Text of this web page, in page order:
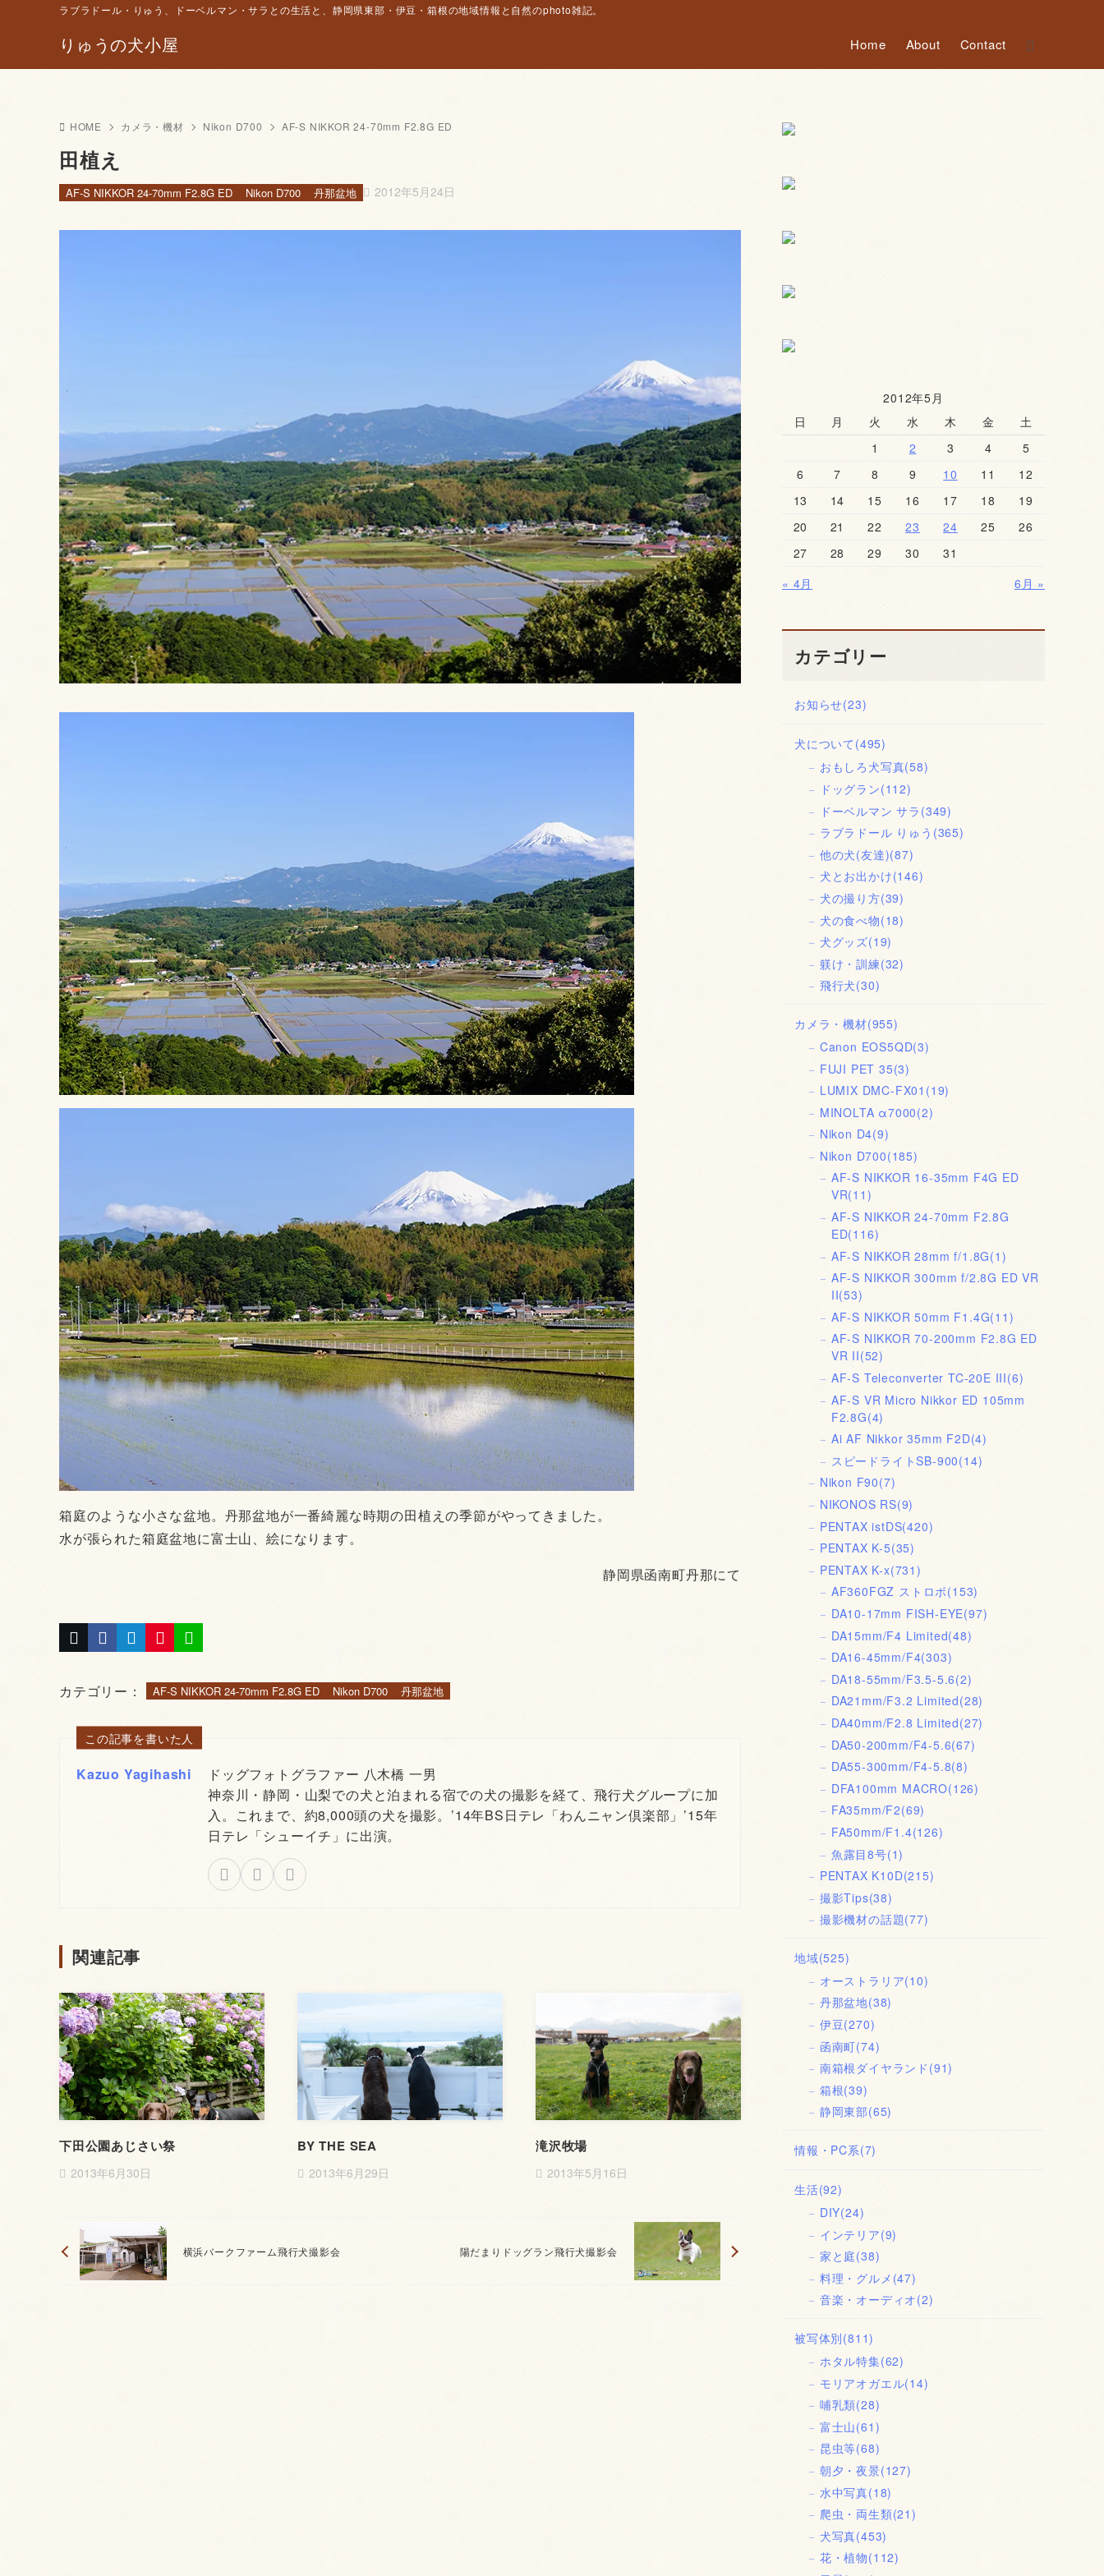
りゅうの犬小屋
ラブラドール・りゅう、ドーベルマン・サラとの生活と、静岡県東部・伊豆・箱根の地域情報と自然のphoto雑記。
Home About Contact
HOME カメラ・機材 Nikon D700 AF-S NIKKOR 24-70mm F2.8G ED
田植え
2012年5月24日
AF-S NIKKOR 24-70mm F2.8G ED Nikon D700 丹那盆地
箱庭のような小さな盆地。丹那盆地が一番綺麗な時期の田植えの季節がやってきました。
水が張られた箱庭盆地に富士山、絵になります。
静岡県函南町丹那にて
カテゴリー： AF-S NIKKOR 24-70mm F2.8G ED Nikon D700 丹那盆地
この記事を書いた人
Kazuo Yagihashi
ドッグフォトグラファー 八木橋 一男
神奈川・静岡・山梨での犬と泊まれる宿での犬の撮影を経て、飛行犬グループに加
入。これまで、約8,000頭の犬を撮影。’14年BS日テレ「わんニャン倶楽部」’15年
日テレ「シューイチ」に出演。
関連記事
下田公園あじさい祭
2013年6月30日
BY THE SEA
2013年6月29日
滝沢牧場
2013年5月16日
横浜バークファーム飛行犬撮影会 陽だまりドッグラン飛行犬撮影会
2012年5月
日
月 火 水 木 金
土
1
2 3 4
5
6
7 8 9 10 11
12
13
14 15 16 17 18
19
20
21 22 23 24 25
26
27
28 29 30
31
« 4月
6月 »
カテゴリー
お知らせ(23)
犬について (495)
おもしろ犬写真(58)
ドッグラン(112)
ドーベルマン サラ (349)
ラブラドール りゅう (365)
他の犬(友達)(87)
犬とお出かけ(146)
犬の撮り方(39)
犬の食べ物(18)
犬グッズ(19)
躾け・訓練(32)
飛行犬(30)
カメラ・機材(955)
Canon EOS5QD(3)
FUJI PET 35(3)
LUMIX DMC-FX01 (19)
MINOLTA α7000(2)
Nikon D4(9)
Nikon D700(185)
AF-S NIKKOR 16-35mm F4G ED
VR(11)
AF-S NIKKOR 24-70mm F2.8G
ED(116)
AF-S NIKKOR 28mm f/1.8G(1)
AF-S NIKKOR 300mm f/2.8G ED VR
II(53)
AF-S NIKKOR 50mm F1.4G(11)
AF-S NIKKOR 70-200mm F2.8G ED
VR II(52)
AF-S Teleconverter TC-20E III(6)
AF-S VR Micro Nikkor ED 105mm
F2.8G(4)
Ai AF Nikkor 35mm F2D(4)
スピードライトSB-900(14)
Nikon F90(7)
NIKONOS RS(9)
PENTAX istDS(420)
PENTAX K-5(35)
PENTAX K-x(731)
AF360FGZ ストロボ(153)
DA10-17mm FISH-EYE(97)
DA15mm/F4 Limited(48)
DA16-45mm/F4(303)
DA18-55mm/F3.5-5.6(2)
DA21mm/F3.2 Limited(28)
DA40mm/F2.8 Limited(27)
DA50-200mm/F4-5.6(67)
DA55-300mm/F4-5.8(8)
DFA100mm MACRO(126)
FA35mm/F2(69)
FA50mm/F1.4(126)
魚露目8号(1)
PENTAX K10D(215)
撮影Tips(38)
撮影機材の話題(77)
地域(525)
オーストラリア(10)
丹那盆地(38)
伊豆(270)
函南町(74)
南箱根ダイヤランド (91)
箱根(39)
静岡東部(65)
情報・PC系(7)
生活(92)
DIY(24)
インテリア(9)
家と庭(38)
料理・グルメ (47)
音楽・オーディオ(2)
被写体別(811)
ホタル特集(62)
モリアオガエル(14)
哺乳類(28)
富士山(61)
昆虫等(68)
朝夕・夜景(127)
水中写真(18)
爬虫・両生類(21)
犬写真(453)
花・植物(112)